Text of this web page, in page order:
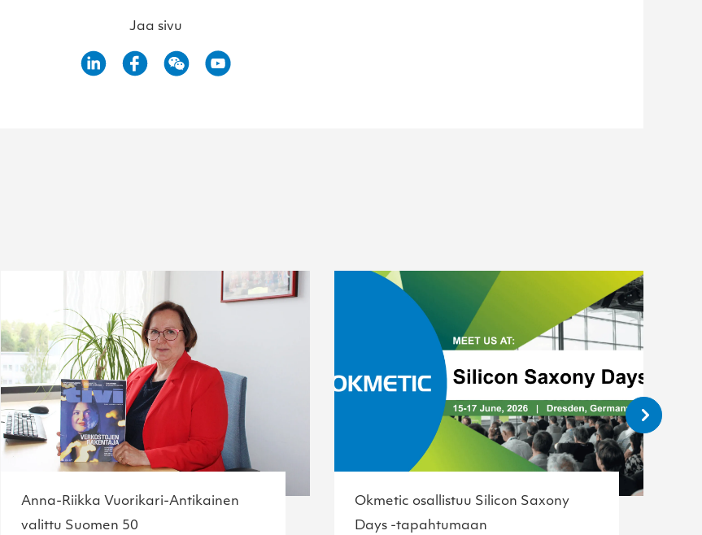
Jaa sivu
Anna-Riikka Vuorikari-Antikainen
valittu Suomen 50
Okmetic osallistuu Silicon Saxony
Days -tapahtumaan